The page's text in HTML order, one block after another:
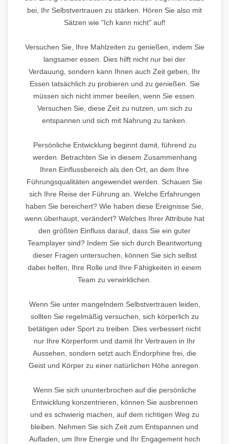
bei, Ihr Selbstvertrauen zu stärken. Hören Sie also mit
Sätzen wie "Ich kann nicht" auf!
Versuchen Sie, Ihre Mahlzeiten zu genießen, indem Sie
langsamer essen. Dies hilft nicht nur bei der
Verdauung, sondern kann Ihnen auch Zeit geben, Ihr
Essen tatsächlich zu probieren und zu genießen. Sie
müssen sich nicht immer beeilen, wenn Sie essen.
Versuchen Sie, diese Zeit zu nutzen, um sich zu
entspannen und sich mit Nahrung zu tanken.
Persönliche Entwicklung beginnt damit, führend zu
werden. Betrachten Sie in diesem Zusammenhang
Ihren Einflussbereich als den Ort, an dem Ihre
Führungsqualitäten angewendet werden. Schauen Sie
sich Ihre Reise der Führung an. Welche Erfahrungen
haben Sie bereichert? Wie haben diese Ereignisse Sie,
wenn überhaupt, verändert? Welches Ihrer Attribute hat
den größten Einfluss darauf, dass Sie ein guter
Teamplayer sind? Indem Sie sich durch Beantwortung
dieser Fragen untersuchen, können Sie sich selbst
dabei helfen, Ihre Rolle und Ihre Fähigkeiten in einem
Team zu verwirklichen.
Wenn Sie unter mangelndem Selbstvertrauen leiden,
sollten Sie regelmäßig versuchen, sich körperlich zu
betätigen oder Sport zu treiben. Dies verbessert nicht
nur Ihre Körperform und damit Ihr Vertrauen in Ihr
Aussehen, sondern setzt auch Endorphine frei, die
Geist und Körper zu einer natürlichen Höhe anregen.
Wenn Sie sich ununterbrochen auf die persönliche
Entwicklung konzentrieren, können Sie ausbrennen
und es schwierig machen, auf dem richtigen Weg zu
bleiben. Nehmen Sie sich Zeit zum Entspannen und
Aufladen, um Ihre Energie und Ihr Engagement hoch